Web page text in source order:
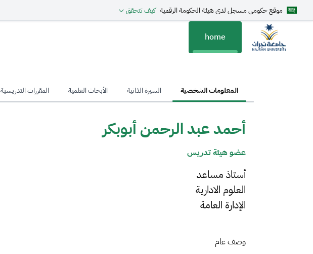
موقع حكومي مسجل لدى هيئة الحكومة الرقمية كيف تتحقق
home
المعلومات الشخصية السيرة الذاتية الأبحاث العلمية المقررات التدريسية
أحمد عبد الرحمن أبوبكر
عضو هيئة تدريس
أستاذ مساعد
العلوم الادارية
الإدارة العامة
وصف عام